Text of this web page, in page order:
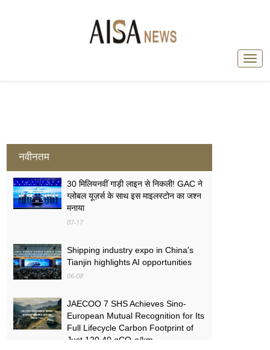
नवीनतम
30 मिलियनवीं गाड़ी लाइन से निकली! GAC ने
ग्लोबल यूज़र्स के साथ इस माइलस्टोन का जश्न
मनाया
07-17
Shipping industry expo in China's
Tianjin highlights AI opportunities
06-08
JAECOO 7 SHS Achieves Sino-
European Mutual Recognition for Its
Full Lifecycle Carbon Footprint of
Just 120.40 gCO₂e/km